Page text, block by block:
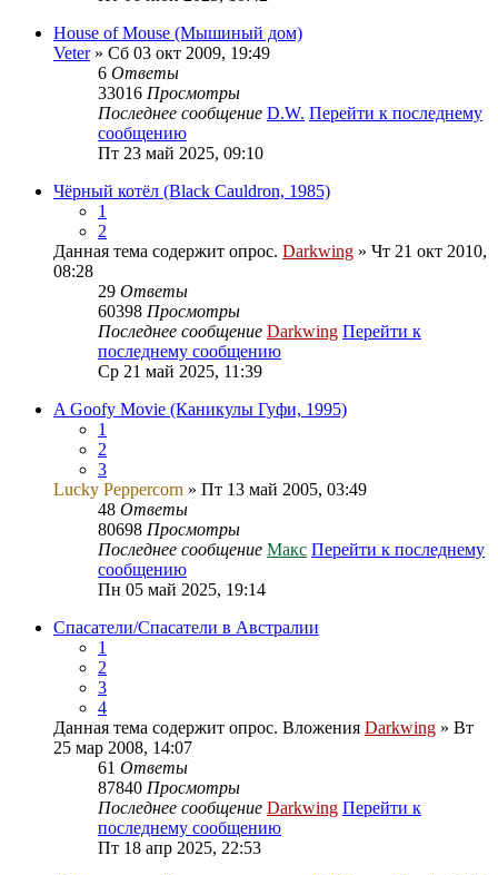
House of Mouse (Мышиный дом)
Veter» Сб 03 окт 2009, 19:49
6 Ответы
33016 Просмотры
Последнее сообщение D.W. Перейти к последнему
сообщению
Пт 23 май 2025, 09:10
Чёрный котёл (Black Cauldron, 1985)
1
2
Данная тема содержит опрос. Darkwing » Чт 21 окт 2010,
08:28
29 Ответы
60398 Просмотры
Последнее сообщение Darkwing Перейти к
последнему сообщению
Ср 21 май 2025, 11:39
A Goofy Movie (Каникулы Гуфи, 1995)
1
2
3
Lucky Peppercorn » Пт 13 май 2005, 03:49
48 Ответы
80698 Просмотры
Последнее сообщение Макс Перейти к последнему
сообщению
Пн 05 май 2025, 19:14
Спасатели/Спасатели в Австралии
1
2
3
4
Данная тема содержит опрос. Вложения Darkwing » Вт
25 мар 2008, 14:07
61 Ответы
87840 Просмотры
Последнее сообщение Darkwing Перейти к
последнему сообщению
Пт 18 апр 2025, 22:53